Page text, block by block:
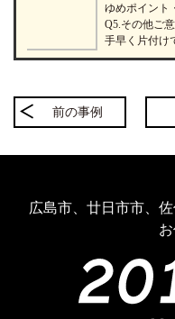
ゆめポイント
Q5.その他ご
手早く片付け
前の事例
広島市、廿日市市、